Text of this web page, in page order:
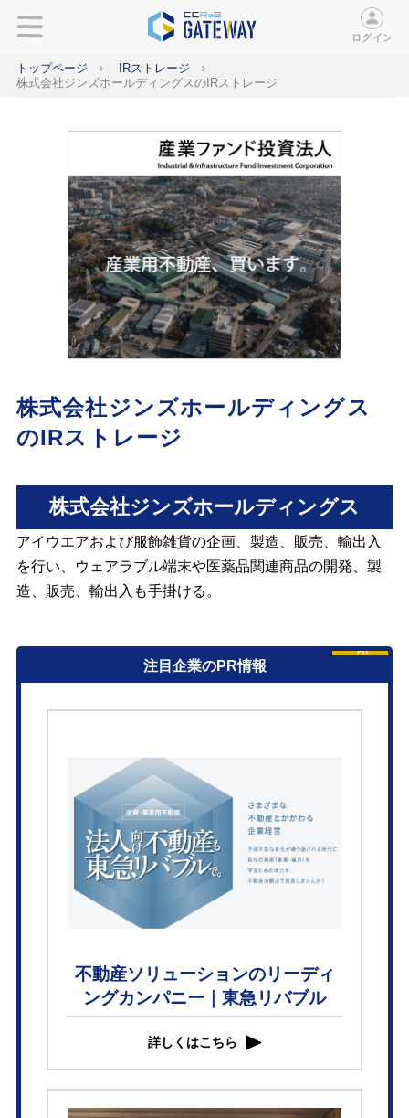
ログイン
トップページ
IRストレージ
株式会社ジンズホールディングスのIRストレージ
株式会社ジンズホールディングス
のIRストレージ
株式会社ジンズホールディングス
アイウエアおよび服飾雑貨の企画、製造、販売、輸出入
を行い、ウェアラブル端末や医薬品関連商品の開発、製
造、販売、輸出入も手掛ける。
注目企業のPR情報
PR
不動産ソリューションのリーディ
ングカンパニー｜東急リバブル
詳しくはこちら